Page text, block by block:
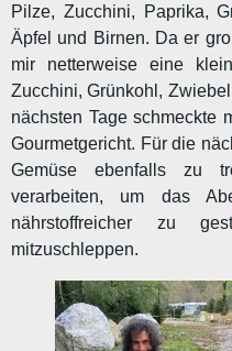
Pilze, Zucchini, Paprika,
Äpfel und Birnen. Da er
mir netterweise eine
Zucchini, Grünkohl,
nächsten Tage schmeckte
Gourmetgericht. Für die
Gemüse ebenfalls zu
verarbeiten, um das
nährstoffreicher zu
mitzuschleppen.